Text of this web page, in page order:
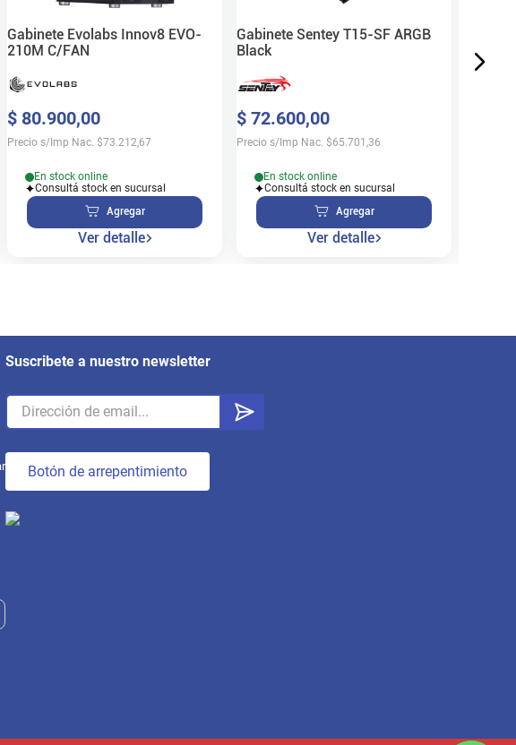
Gabinete Evolabs Innov8 EVO-
210M C/FAN
$ 80.900,00
Precio s/Imp Nac. $73.212,67
En stock online
Consultá stock en sucursal
Agregar
Ver detalle
Gabinete Sentey T15-SF ARGB
Black
$ 72.600,00
Precio s/Imp Nac. $65.701,36
En stock online
Consultá stock en sucursal
Agregar
Ver detalle
Suscribete a nuestro newsletter
Botón de arrepentimiento